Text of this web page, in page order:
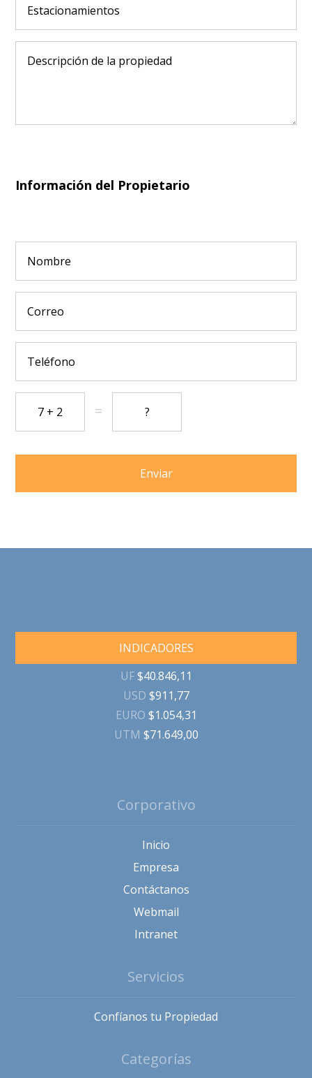
Información del Propietario
=
Enviar
INDICADORES
UF$40.846,11
USD $911,77
EURO $1.054,31
UTM $71.649,00
Corporativo
Inicio
Empresa
Contáctanos
Webmail
Intranet
Servicios
Confíanos tu Propiedad
Categorías